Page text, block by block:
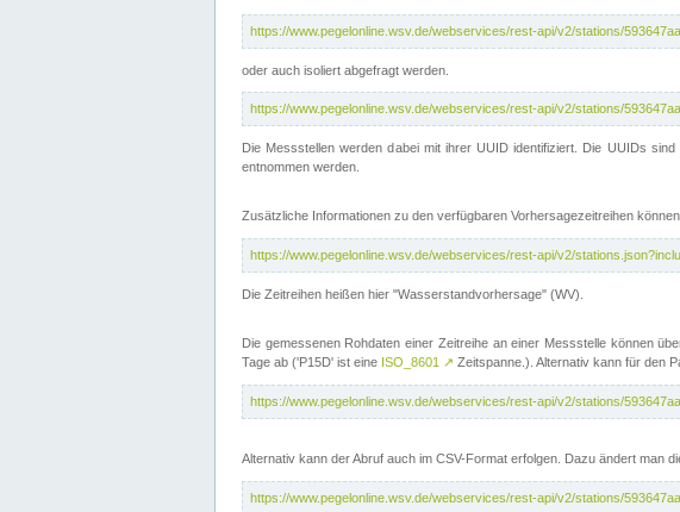
https://www.pegelonline.wsv.de/webservices/rest-api/v2/stations/
oder auch isoliert abgefragt werden.
https://www.pegelonline.wsv.de/webservices/rest-api/v2/stations/
Die Messstellen werden dabei mit ihrer UUID identifiziert. Die UUIDs sind
entnommen werden.
Zusätzliche Informationen zu den verfügbaren Vorhersagezeitreihen
https://www.pegelonline.wsv.de/webservices/rest-api/v2/
Die Zeitreihen heißen hier "Wasserstandvorhersage" (WV).
Die gemessenen Rohdaten einer Zeitreihe an einer Messstelle können
Tage ab ('P15D' ist eine ISO_8601 ↗ Zeitspanne.). Alternativ kann für den
https://www.pegelonline.wsv.de/webservices/rest-api/v2/stations/
Alternativ kann der Abruf auch im CSV-Format erfolgen. Dazu ändert man
https://www.pegelonline.wsv.de/webservices/rest-api/v2/stations/